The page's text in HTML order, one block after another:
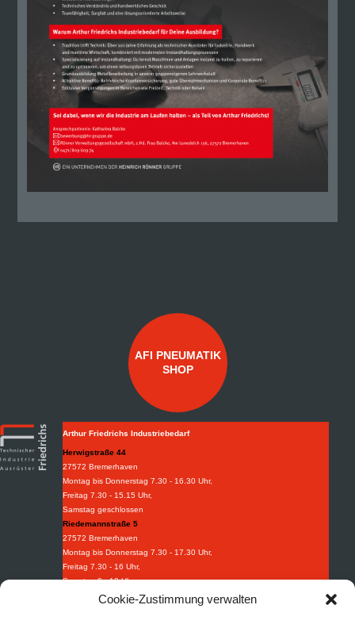
Cookie-Zustimmung verwalten
AFI PNEUMATIK
SHOP
Arthur Friedrichs Industriebedarf
Herwigstraße 44
27572 Bremerhaven
Montag bis Donnerstag 7.30 - 16.30 Uhr,
Freitag 7.30 - 15.15 Uhr,
Samstag geschlossen
Riedemannstraße 5
27572 Bremerhaven
Montag bis Donnerstag 7.30 - 17.30 Uhr,
Freitag 7.30 - 16 Uhr,
Samstag 9 - 13 Uhr
Weidestraße 8-10